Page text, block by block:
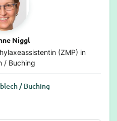
Niggl
(ZMP) in
/ Buching
/ Buching